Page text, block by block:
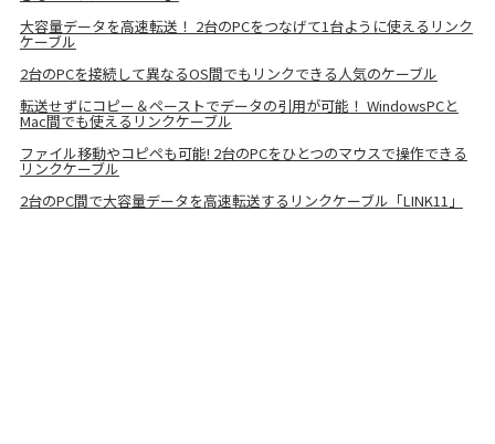
大容量データを高速転送！ 2台のPCをつなげて1台ように使えるリンク
ケーブル
2台のPCを接続して異なるOS間でもリンクできる人気のケーブル
転送せずにコピー＆ペーストでデータの引用が可能！ WindowsPCと
Mac間でも使えるリンクケーブル
ファイル移動やコピペも可能! 2台のPCをひとつのマウスで操作できる
リンクケーブル
2台のPC間で大容量データを高速転送するリンクケーブル「LINK11」